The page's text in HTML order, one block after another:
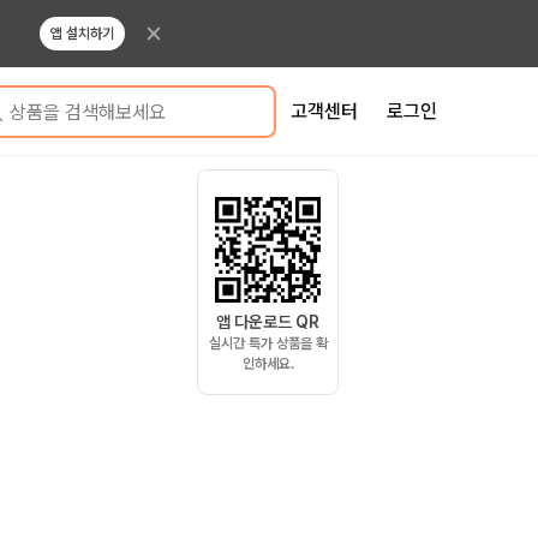
앱 설치하기
상품을 검색해보세요 고객센터 로그인
앱 다운로드 QR
실시간 특가 상품을 확
인하세요.